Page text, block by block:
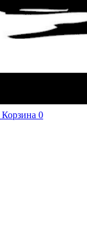
Корзина 0